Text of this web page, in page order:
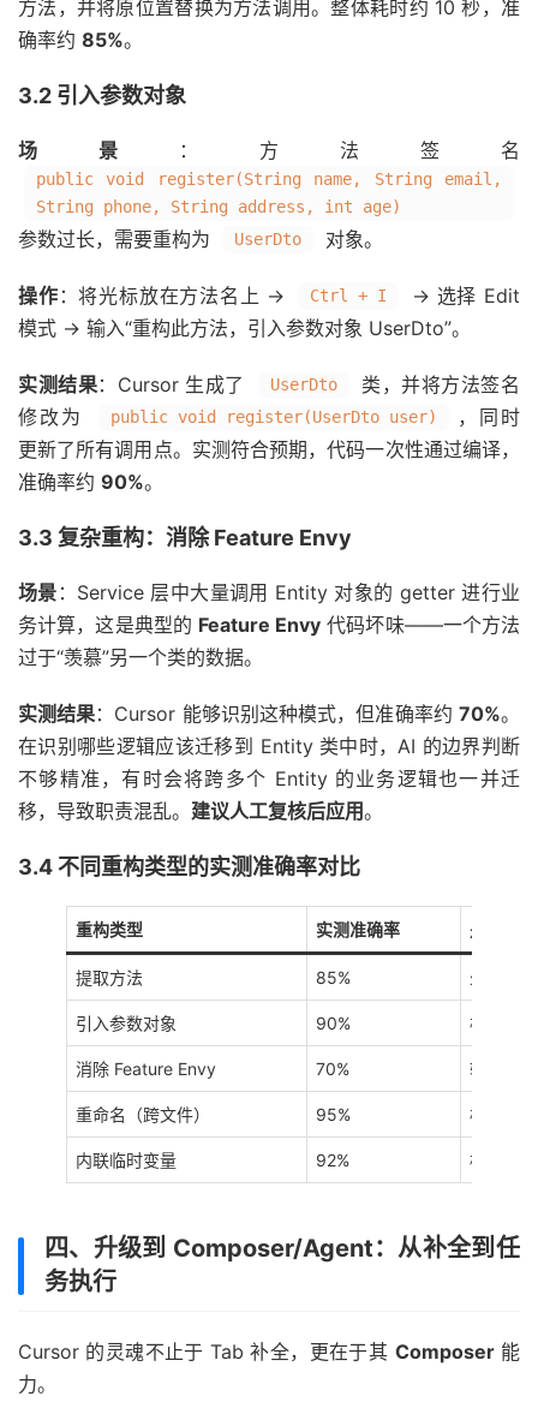
方法，并将原位置替换为方法调用。整体耗时约 10 秒，准
确率约 85%。
3.2 引入参数对象
场景 ：方法签名
public void register(String name, String email,
String phone, String address, int age)
参数过长，需要重构为 UserDto 对象。
操作 ：将光标放在方法名上 → Ctrl + I
→ 选择 Edit
模式 → 输入“重构此方法，引入参数对象 UserDto”。
实测结果：Cursor 生成了 UserDto
类，并将方法签名
修改为
public void register(UserDto user)
，同时
更新了所有调用点。实测符合预期，代码一次性通过编译，
准确率约 90%。
3.3 复杂重构：消除 Feature Envy
场景 ：Service 层中大量调用 Entity 对象的 getter 进行业
务计算，这是典型的 Feature Envy 代码坏味——一个方法
过于“羡慕”另一个类的数据。
实测结果：Cursor 能够识别这种模式，但准确率约 70%。
在识别哪些逻辑应该迁移到 Entity 类中时，AI 的边界判断
不够精准，有时会将跨多个 Entity 的业务逻辑也一并迁
移，导致职责混乱。 建议人工复核后应用。
3.4 不同重构类型的实测准确率对比
重构类型 实测准确率 是否需
提取方法 85% 少量（
引入参数对象 90% 极少（
消除 Feature Envy 70% 较多（
重命名（跨文件） 95% 极少
内联临时变量 92% 极少
四、升级到 Composer/Agent：从补全到任
务执行
Cursor 的灵魂不止于 Tab 补全，更在于其 Composer能
力。